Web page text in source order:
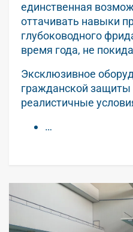
единственная
оттачивать навыки
глубоководного
время года, не
Эксклюзивное
гражданской
реалистичные
…